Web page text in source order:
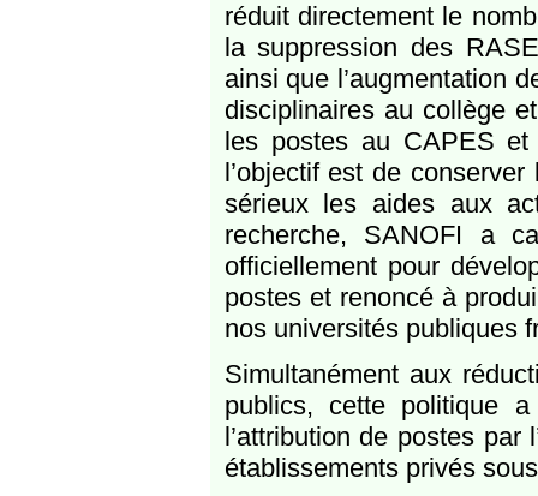
réduit directement le
la suppression des
ainsi que l’augmentation
disciplinaires au collège
les postes au CAPES
l’objectif est de
sérieux les aides aux
recherche, SANOFI a
officiellement pour
postes et renoncé à
nos universités publiques
Simultanément aux
publics, cette politique
l’attribution de postes
établissements privés